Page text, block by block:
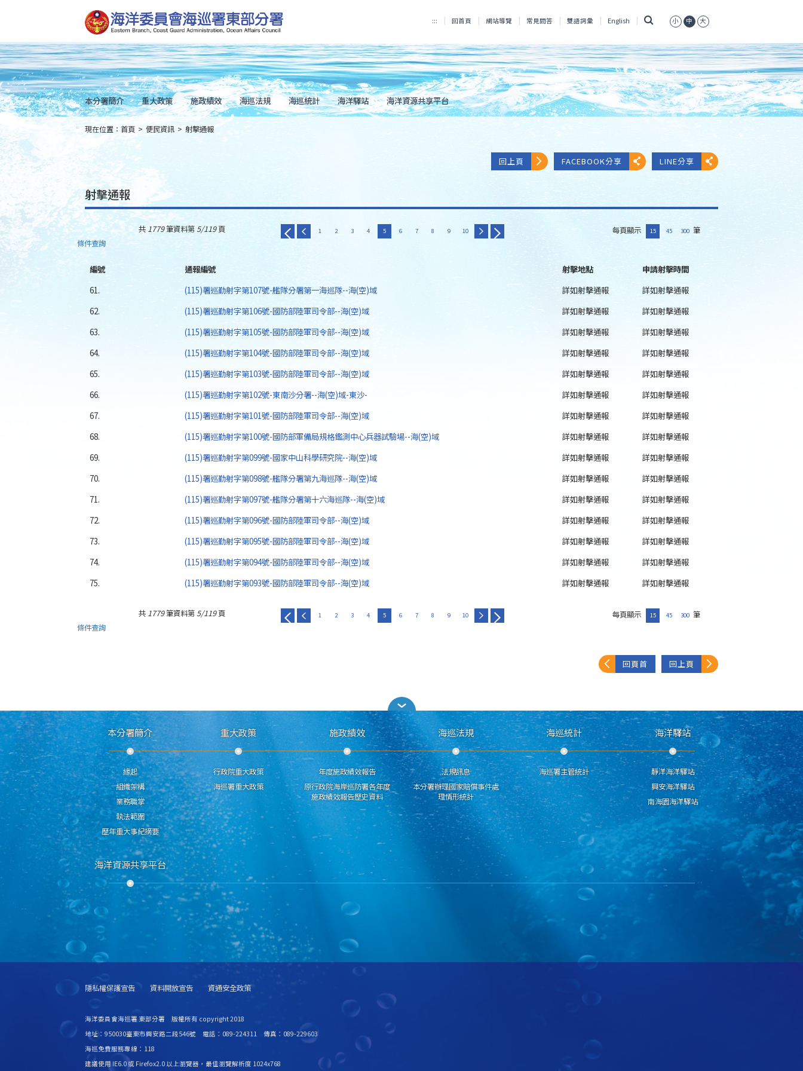
到
主
要
內
容
Skip
to
main
content
::: 回首頁 網站導覽 常見問答 雙語詞彙 English 小 中 大
本分署簡介 重大政策 施政績效 海巡法規 海巡統計 海洋驛站 海洋資源共享平台
::: 現在位置： 首頁 > 便民資訊 > 射擊通報
回上頁 FACEBOOK分享 LINE分享
射擊通報
共 1779筆資料第 5/119頁 1 2 3 4 5 6 7 8 9 10 每頁顯示 15 45 300 筆
條件查詢
編號 通報編號 射擊地點
申請射擊時間
61.
(115)署巡勤射字第107號-艦隊分署第一海巡隊--海(空)域 詳如射擊通報
詳如射擊通報
62.
(115)署巡勤射字第106號-國防部陸軍司令部--海(空)域 詳如射擊通報
詳如射擊通報
63.
(115)署巡勤射字第105號-國防部陸軍司令部--海(空)域 詳如射擊通報
詳如射擊通報
64.
(115)署巡勤射字第104號-國防部陸軍司令部--海(空)域 詳如射擊通報
詳如射擊通報
65.
(115)署巡勤射字第103號-國防部陸軍司令部--海(空)域 詳如射擊通報
詳如射擊通報
66.
(115)署巡勤射字第102號-東南沙分署--海(空)域-東沙- 詳如射擊通報
詳如射擊通報
67.
(115)署巡勤射字第101號-國防部陸軍司令部--海(空)域 詳如射擊通報
詳如射擊通報
68.
(115)署巡勤射字第100號-國防部軍備局規格鑑測中心兵器試驗場--海(空)域 詳如射擊通報
詳如射擊通報
69.
(115)署巡勤射字第099號-國家中山科學研究院--海(空)域 詳如射擊通報
詳如射擊通報
70.
(115)署巡勤射字第098號-艦隊分署第九海巡隊--海(空)域 詳如射擊通報
詳如射擊通報
71.
(115)署巡勤射字第097號-艦隊分署第十六海巡隊--海(空)域 詳如射擊通報
詳如射擊通報
72.
(115)署巡勤射字第096號-國防部陸軍司令部--海(空)域 詳如射擊通報
詳如射擊通報
73.
(115)署巡勤射字第095號-國防部陸軍司令部--海(空)域 詳如射擊通報
詳如射擊通報
74.
(115)署巡勤射字第094號-國防部陸軍司令部--海(空)域 詳如射擊通報
詳如射擊通報
75.
(115)署巡勤射字第093號-國防部陸軍司令部--海(空)域 詳如射擊通報 詳如射擊通報
共 1779筆資料第 5/119頁 1 2 3 4 5 6 7 8 9 10 每頁顯示 15 45 300 筆
條件查詢
回頁首 回上頁
本分署簡介
緣起
組織架構
業務職掌
執法範圍
歷年重大事紀摘要
重大政策
行政院重大政策
海巡署重大政策
施政績效
年度施政績效報告
原行政院海岸巡防署各年度
施政績效報告歷史資料
海巡法規
法規訊息
本分署辦理國家賠償事件處
理情形統計
海巡統計
海巡署主管統計
海洋驛站
靜洋海洋驛站
興安海洋驛站
南海園海洋驛站
海洋資源共享平台
隱私權保護宣告 資料開放宣告 資通安全政策
海洋委員會海巡署 東部分署 版權所有 copyright 2018
地址：950030臺東市興安路二段546號 電話：089-224311 傳真：089-229603
海巡免費服務專線：118
建議使用 IE6.0 或 Firefox2.0 以上瀏覽器，最佳瀏覽解析度 1024x768